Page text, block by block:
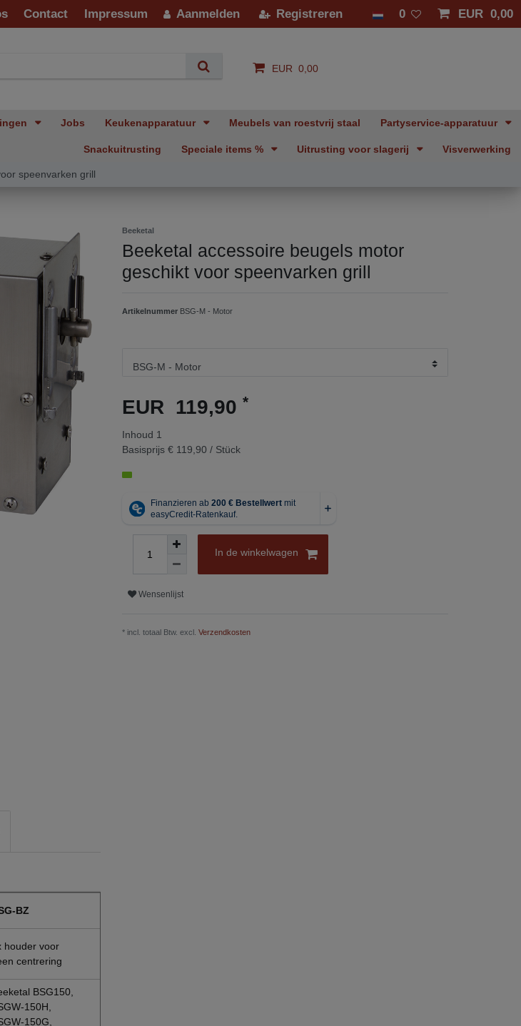
Contact Impressum Aanmelden Registreren 0 EUR 0,00
EUR 0,00
Jobs Keukenapparatuur Meubels van roestvrij staal Partyservice-apparatuur
Snackuitrusting Speciale items % Uitrusting voor slagerij Visverwerking
speenvarken grill
Beeketal
Beeketal accessoire beugels motor
geschikt voor speenvarken grill
Artikelnummer BSG-M - Motor
EUR 119,90 *
Inhoud 1
Basisprijs € 119,90 / Stück
In de winkelwagen
Wensenlijst
* incl. totaal Btw. excl. Verzendkosten
BZ
houder voor
centrering
BSG150,
150H,
150G,